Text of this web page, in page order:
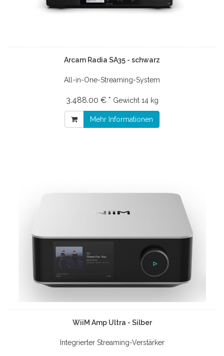
Arcam Radia SA35 - schwarz
All-in-One-Streaming-System
3.488.00 € * Gewicht 14 kg
Mehr Informationen
WiiM Amp Ultra - Silber
Integrierter Streaming-Verstärker